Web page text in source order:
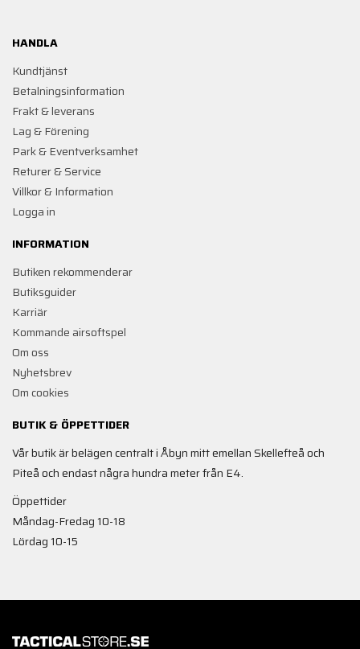
HANDLA
Kundtjänst
Betalningsinformation
Frakt & leverans
Lag & Förening
Park & Eventverksamhet
Returer & Service
Villkor & Information
Logga in
INFORMATION
Butiken rekommenderar
Butiksguider
Karriär
Kommande airsoftspel
Om oss
Nyhetsbrev
Om cookies
BUTIK & ÖPPETTIDER
Vår butik är belägen centralt i Åbyn mitt emellan Skellefteå och
Piteå och endast några hundra meter från E4.
Öppettider
Måndag-Fredag 10-18
Lördag 10-15